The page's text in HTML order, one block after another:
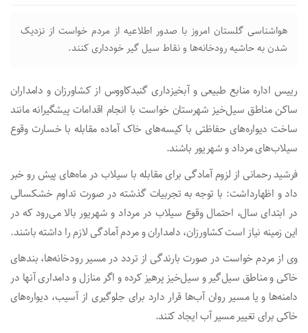
هواشناسی گلستان امروز با صدور اطلاعیه از مردم خواست از نزدیک
شدن به حاشیه رودخانه‌ها و نقاط سیل گیر خودداری کنند.
رییس اداره منابع طبیعی و آبخیزداری گنبدکاووس از کشاورزان و دامداران
ساکن مناطق سیل‌خیز شهرستان خواست با انجام اقدامات پیشگیرانه مانند
ساخت دیواره‌های حفاظتی با کیسه‌های خاک آماده مقابله با خسارت وقوع
سیلاب‌های مرداد و شهریور باشند.
فرشید رحمانی از لزوم آمادگی برای مقابله با سیلاب‌ در ماه‌های پیش رو خبر
داد و اظهارداشت: با توجه به تجربیات گذشته در صورت تداوم خشکسالی
در ابتدای سال، احتمال وقوع سیلاب در مرداد و شهریور بالا می‌رود که در
این زمینه نیاز است کشاورزان، دامداران و مردم آمادگی لازم را داشته باشند.
وی از مردم خواست در صورت بارندگی از تردد در مسیر رودخانه‌ها، بندهای
خاکی و مناطق سیل‌گیر و سیل‌خیز پرهیز کرده و اگر منازل و دامداری آنها در
دامنه‌ها و یا مسیر روان آب‌ها قرار دارد برای جلوگیری از آسیب، دیواره‌های
خاکی برای تغییر مسیر آب ایجاد کنند.